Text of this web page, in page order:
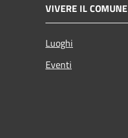
VIVERE IL COMUNE
Luoghi
Eventi